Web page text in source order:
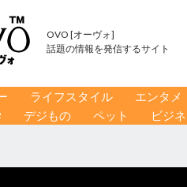
OVO [オーヴォ]
話題の情報を発信するサイト
ライフスタイル エンタメ
デジもの ペット ビジ